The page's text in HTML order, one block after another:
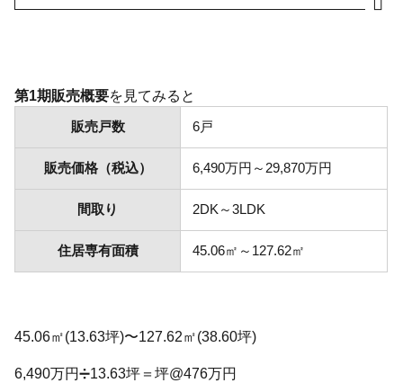
第1期販売概要を見てみると
販売戸数 6戸
販売価格（税込） 6,490万円～29,870万円
間取り 2DK～3LDK
住居専有面積 45.06㎡～127.62㎡
45.06㎡(13.63坪)〜127.62㎡(38.60坪)
6,490万円➗13.63坪＝坪@476万円